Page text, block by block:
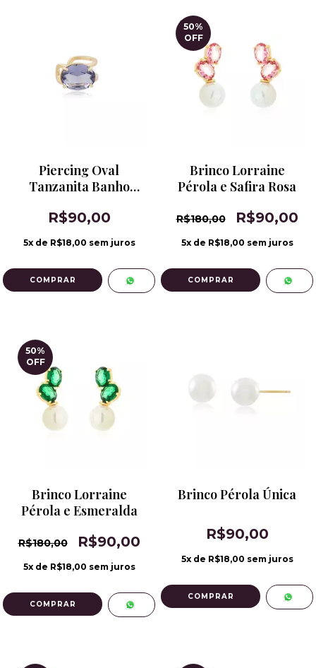
Piercing Oval
Tanzanita Banho
R$90,00
5x de R$18,00 sem juros
50%
OFF
Brinco Lorraine
Pérola e Safira Rosa
R$180,00 R$90,00
5x de R$18,00 sem juros
50%
OFF
Brinco Lorraine
Pérola e Esmeralda
R$180,00 R$90,00
5x de R$18,00 sem juros
Brinco Pérola Única
R$90,00
5x de R$18,00 sem juros